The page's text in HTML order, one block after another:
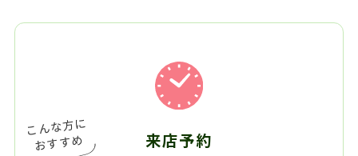
来店予約